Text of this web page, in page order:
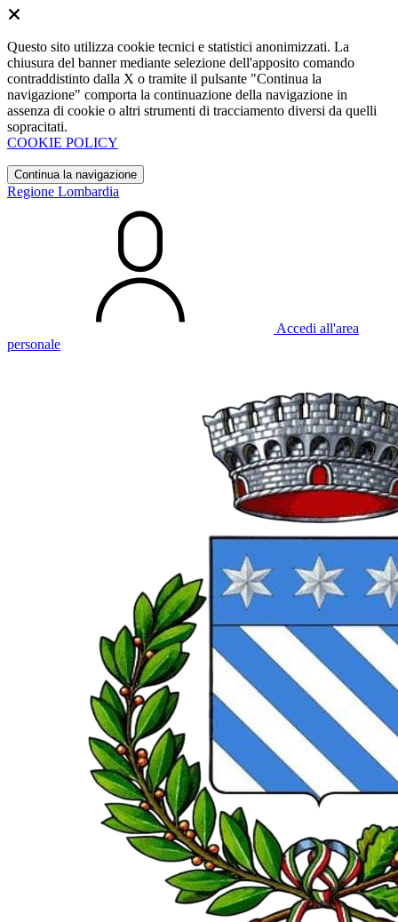
Questo sito utilizza cookie tecnici e statistici anonimizzati. La
chiusura del banner mediante selezione dell'apposito comando
contraddistinto dalla X o tramite il pulsante "Continua la
navigazione" comporta la continuazione della navigazione in
assenza di cookie o altri strumenti di tracciamento diversi da quelli
sopracitati.
COOKIE POLICY
Continua la navigazione
Regione Lombardia
Accedi all'area
personale